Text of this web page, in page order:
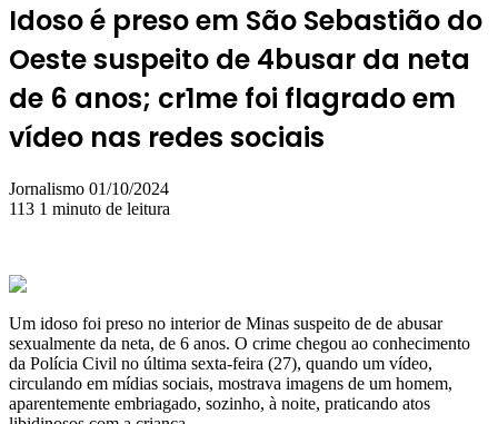
Idoso é preso em São Sebastião do
Oeste suspeito de 4busar da neta
de 6 anos; cr1me foi flagrado em
vídeo nas redes sociais
Jornalismo Mande
um
01/10/2024
113 1 minuto de leitura
Um idoso foi preso no interior de Minas suspeito de de abusar
sexualmente da neta, de 6 anos. O crime chegou ao conhecimento
da Polícia Civil no última sexta-feira (27), quando um vídeo,
circulando em mídias sociais, mostrava imagens de um homem,
aparentemente embriagado, sozinho, à noite, praticando atos